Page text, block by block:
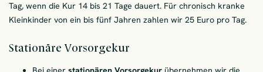
Tag, wenn die Kur 14 bis 21 Tage dauert. Für chronisch kranke
Kleinkinder von ein bis fünf Jahren zahlen wir 25 Euro pro Tag.
Stationäre Vorsorgekur